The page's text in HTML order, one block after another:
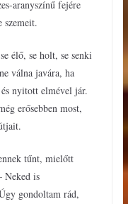
aranyszínű fejére
szemeit.
élő, se holt, se senki
válna javára, ha
nyitott elmével jár.
erősebben most,
tűnt, mielőtt
Neked is
gondoltam rád,